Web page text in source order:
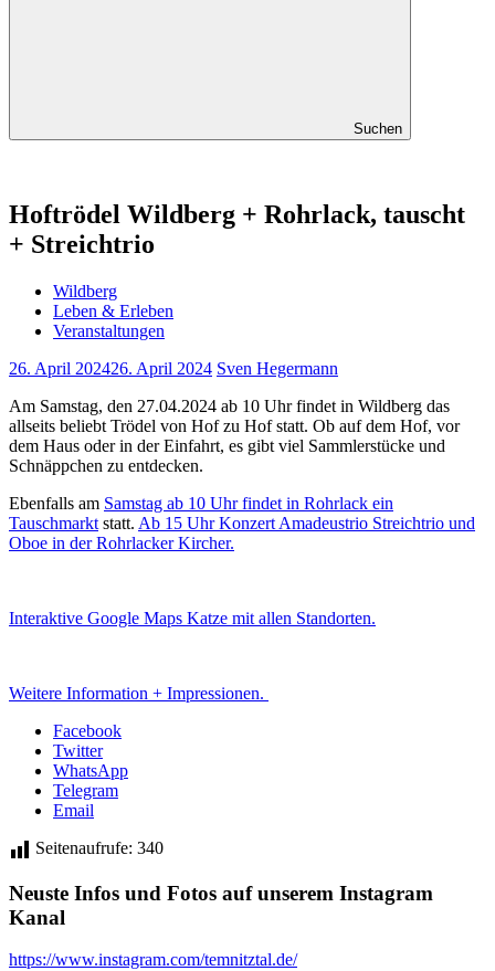
Suchen
Hoftrödel Wildberg + Rohrlack, tauscht
+ Streichtrio
Wildberg
Leben & Erleben
Veranstaltungen
26. April 202426. April 2024 Sven Hegermann
Am Samstag, den 27.04.2024 ab 10 Uhr findet in Wildberg das
allseits beliebt Trödel von Hof zu Hof statt. Ob auf dem Hof, vor
dem Haus oder in der Einfahrt, es gibt viel Sammlerstücke und
Schnäppchen zu entdecken.
Ebenfalls am Samstag ab 10 Uhr findet in Rohrlack ein
Tauschmarkt statt. Ab 15 Uhr Konzert Amadeustrio Streichtrio und
Oboe in der Rohrlacker Kircher.
Interaktive Google Maps Katze mit allen Standorten.
Weitere Information + Impressionen.
Facebook
Twitter
WhatsApp
Telegram
Email
Seitenaufrufe: 340
Neuste Infos und Fotos auf unserem Instagram
Kanal
https://www.instagram.com/temnitztal.de/